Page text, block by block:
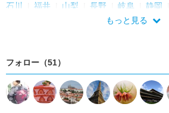
石川
福井 山梨 長野 岐阜 静岡
和歌山 鳥取
もっと見る
フォロー（51）